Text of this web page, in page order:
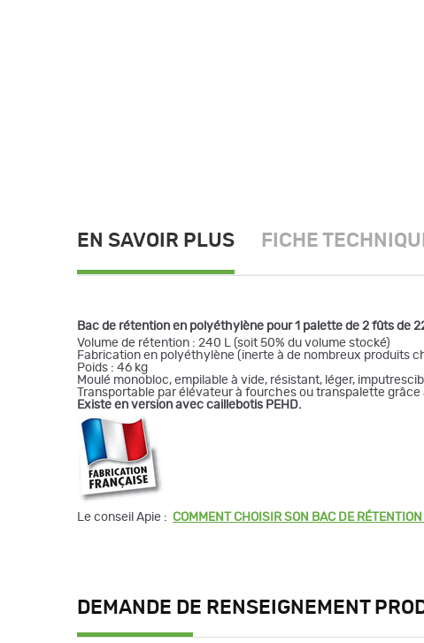
EN SAVOIR PLUS FICHE
Bac de rétention en polyéthylène pour 1 palette de 2 fûts de
Volume de rétention : 240 L (soit 50% du volume stocké)
Fabrication en polyéthylène (inerte à de nombreux produits
Poids : 46 kg
Moulé monobloc, empilable à vide, résistant, léger,
Transportable par élévateur à fourches ou transpalette
Existe en version avec caillebotis PEHD.
Le conseil Apie : COMMENT CHOISIR SON BAC DE RÉTENTION
DEMANDE DE RENSEIGNEMENT